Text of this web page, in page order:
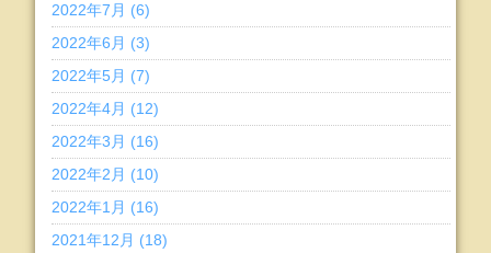
2022年7月 (6)
2022年6月 (3)
2022年5月 (7)
2022年4月 (12)
2022年3月 (16)
2022年2月 (10)
2022年1月 (16)
2021年12月 (18)